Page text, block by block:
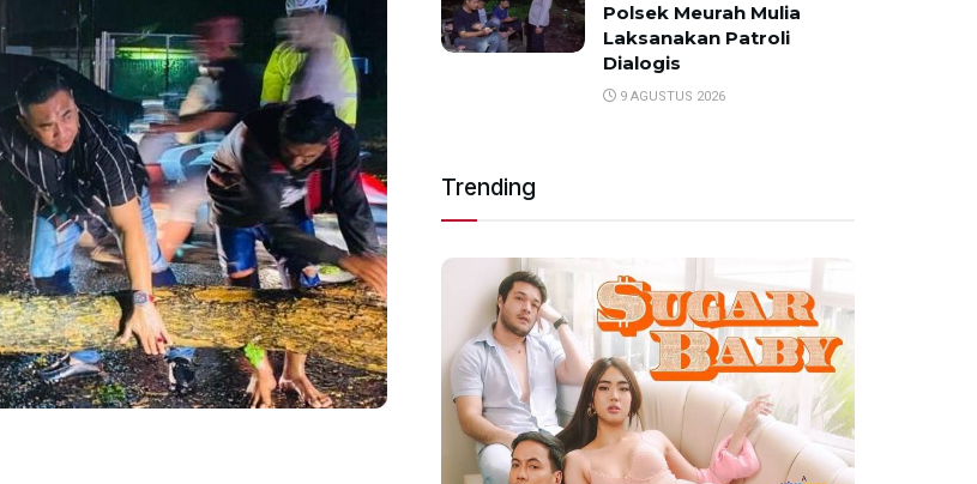
Polsek Meurah Mulia
Laksanakan Patroli
Dialogis
9 AGUSTUS 2026
Trending